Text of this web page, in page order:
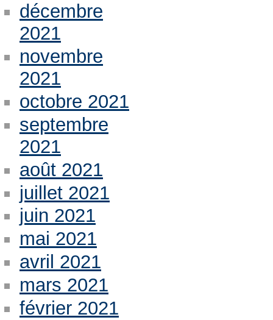
décembre
2021
novembre
2021
octobre 2021
septembre
2021
août 2021
juillet 2021
juin 2021
mai 2021
avril 2021
mars 2021
février 2021